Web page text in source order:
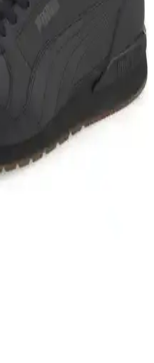
tasarlandı. Konfor, şıklık ve
bu ayakkabılar hakkında
burada.
IE8574 Runfalcon 5
2024
Tensaur ve IE8574 Runfalcon 5
ve çevre dostu
çocuk spor ayakkabısı
Anzarun Lite Kadın